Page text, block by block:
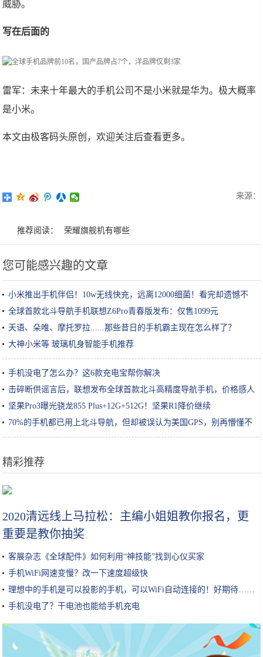
威胁。
写在后面的
雷军：未来十年最大的手机公司不是小米就是华为。极大概率
是小米。
本文由极客码头原创，欢迎关注后查看更多。
来源：
推荐阅读： 荣耀旗舰机有哪些
您可能感兴趣的文章
小米推出手机伴侣！10w无线快充，远离12000细菌！看完却遗憾不
已
全球首款北斗导航手机联想Z6Pro青春版发布：仅售1099元
天语、朵唯、摩托罗拉......那些昔日的手机霸主现在怎么样了？
大神小米等 玻璃机身智能手机推荐
手机没电了怎么办？这6款充电宝帮你解决
击碎断供谣言后，联想发布全球首款北斗高精度导航手机，价格感人
坚果Pro3曝光骁龙855 Plus+12G+512G！坚果R1降价继续
70%的手机都已用上北斗导航，但却被误认为美国GPS，别再懵懂不
知
精彩推荐
2020清远线上马拉松：主编小姐姐教你报名，更
重要是教你抽奖
客展杂志《全球配件》如何利用“神技能”找到心仪买家
手机WiFi网速变慢？改一下速度超级快
理想中的手机是可以投影的手机，可以WiFi自动连接的！好期待……
手机没电了？干电池也能给手机充电